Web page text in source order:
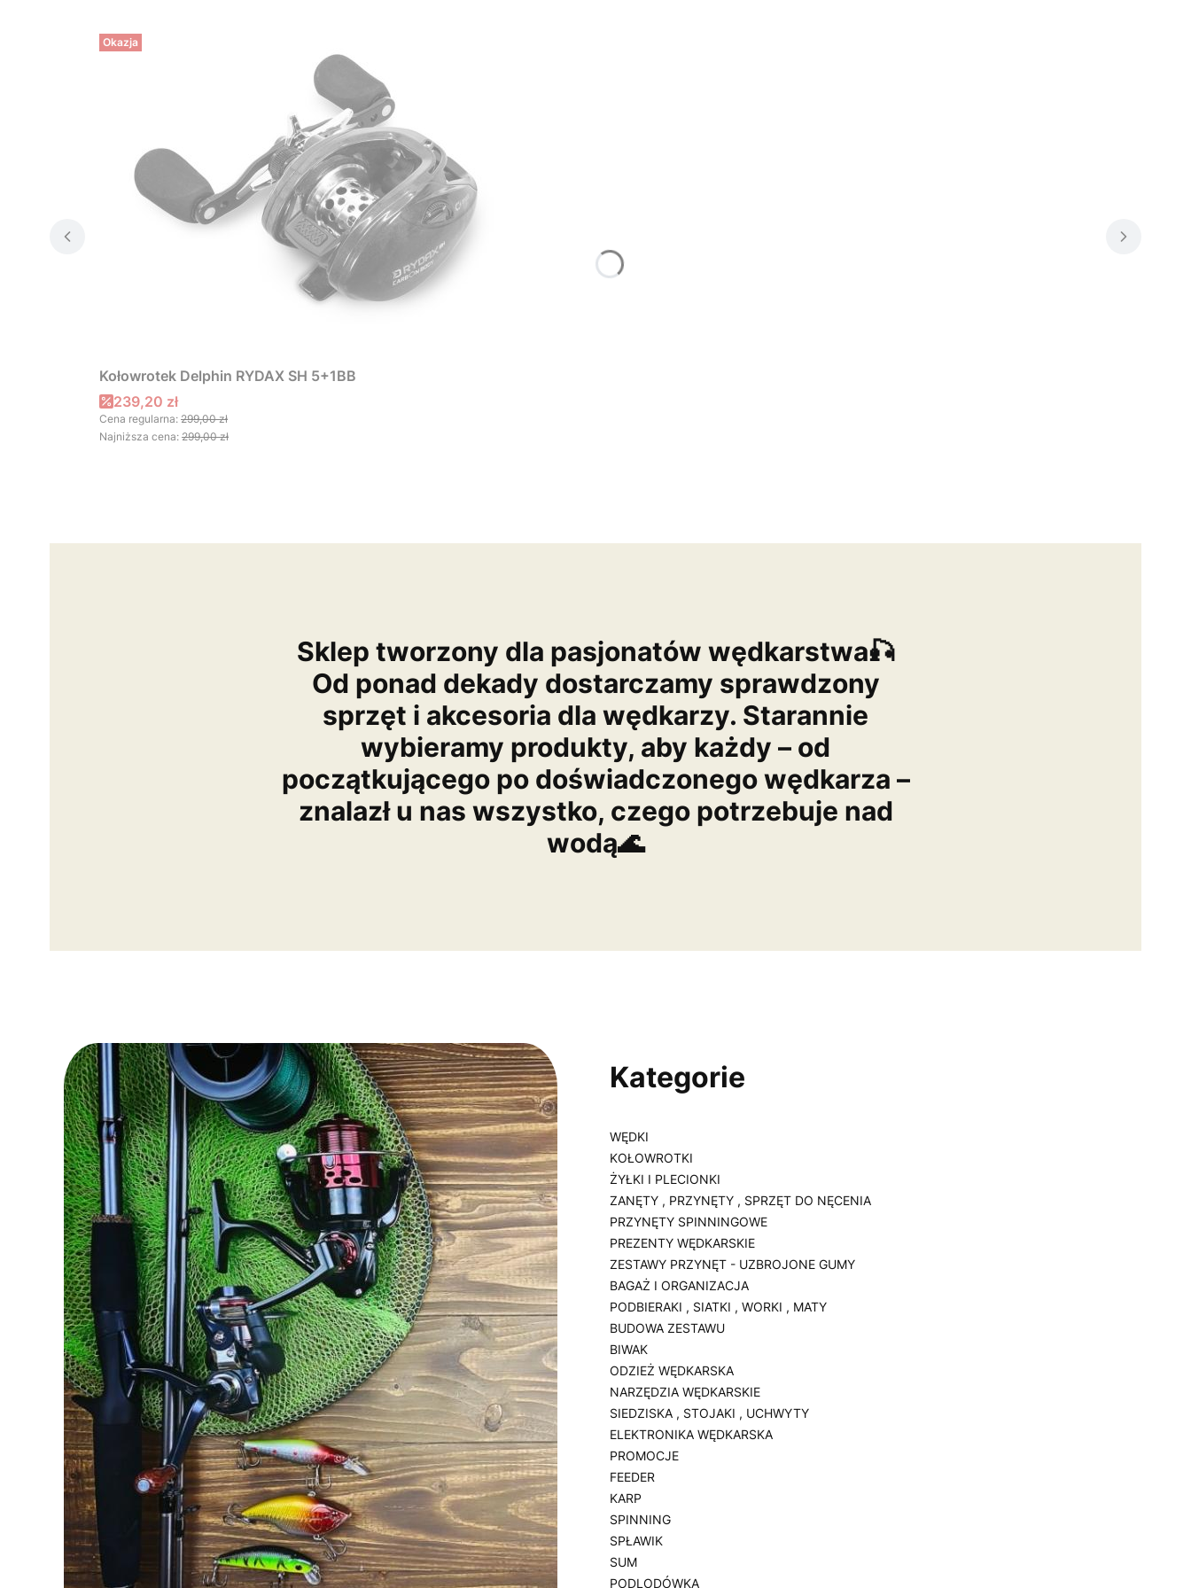
Okazja
Kołowrotek Delphin RYDAX SH 5+1BB
Cena promocyjna
239,20 zł
Cena regularna: 299,00 zł
Najniższa cena: 299,00 zł
Sklep tworzony dla pasjonatów wędkarstwa🎣
Od ponad dekady dostarczamy sprawdzony
sprzęt i akcesoria dla wędkarzy. Starannie
wybieramy produkty, aby każdy – od
początkującego po doświadczonego wędkarza –
znalazł u nas wszystko, czego potrzebuje nad
wodą🌊
Kategorie
WĘDKI
KOŁOWROTKI
ŻYŁKI I PLECIONKI
ZANĘTY , PRZYNĘTY , SPRZĘT DO NĘCENIA
PRZYNĘTY SPINNINGOWE
PREZENTY WĘDKARSKIE
ZESTAWY PRZYNĘT - UZBROJONE GUMY
BAGAŻ I ORGANIZACJA
PODBIERAKI , SIATKI , WORKI , MATY
BUDOWA ZESTAWU
BIWAK
ODZIEŻ WĘDKARSKA
NARZĘDZIA WĘDKARSKIE
SIEDZISKA , STOJAKI , UCHWYTY
ELEKTRONIKA WĘDKARSKA
PROMOCJE
FEEDER
KARP
SPINNING
SPŁAWIK
SUM
PODLODÓWKA